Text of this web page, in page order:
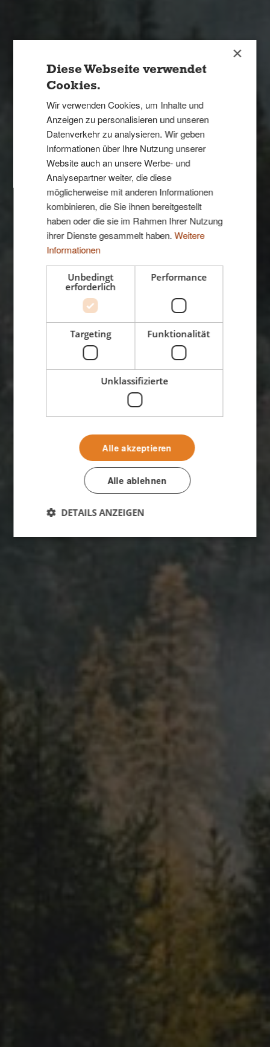
Datenschutz
erklärung.
Siehe hier, wie wir deine Kontaktdaten
verarbeiten
×
Diese Webseite verwendet
Cookies.
Wir verwenden Cookies, um Inhalte und
Anzeigen zu personalisieren und unseren
Datenverkehr zu analysieren. Wir geben
Informationen über Ihre Nutzung unserer
Website auch an unsere Werbe- und
Analysepartner weiter, die diese
möglicherweise mit anderen Informationen
kombinieren, die Sie ihnen bereitgestellt
haben oder die sie im Rahmen Ihrer Nutzung
ihrer Dienste gesammelt haben.Weitere
Informationen
Unbedingt
erforderlich
Performance
Targeting Funktionalität
Unklassifizierte
Alle akzeptieren
Alle ablehnen
DETAILS ANZEIGEN